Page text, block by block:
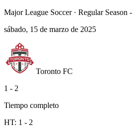
Major League Soccer· Regular Season -
sábado, 15 de marzo de 2025
Toronto FC
1 - 2
Tiempo completo
HT: 1 - 2